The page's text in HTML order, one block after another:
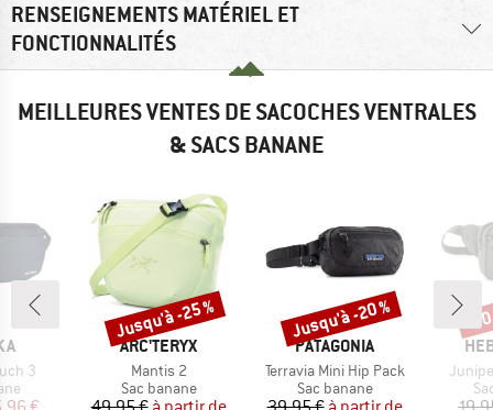
RENSEIGNEMENTS MATÉRIEL ET
FONCTIONNALITÉS
MEILLEURES VENTES DE SACOCHES VENTRALES
& SACS BANANE
3
réduit
MARQUE
ARC'TERYX
Article
Mantis 2
Product group
Sac banane
Prix
Prix réduit
Remise
Jusqu'à -25 %
MARQUE
PATAGONIA
Article
Terravia Mini Hip Pack
Product group
Sac banane
Prix
Prix réduit
Remise
Jusqu'à -20 %
Article
-